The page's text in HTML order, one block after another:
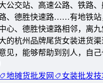
公交站、高速公路、铁路
、德胜快速路……有地铁站
心、德胜快速路相邻，离
的杭州品牌尾货女装进货
见，能够帮助到别人，自
地摊货批发网 女装批发技